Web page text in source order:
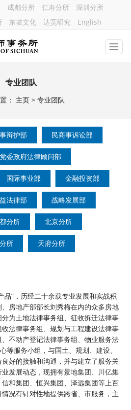
成都分所 仁寿分所
深圳分所
东坡文化 达宽研究 English
专业团队
： 主页> 专业团队
辩护部 民商事诉讼部
党委政府法律顾问部
国际事业部 金融投资部
法律部 战略发展部
分所 北京分所
所 天府分所
品”，历经二十余载专业发展和实战积
房地产部部长刘秀梅在内的众多房地
为土地法律事务组、征收拆迁法律事
法律事务组、规划与工程建设法律事
不动产登记法律事务组、物业服务法
等服务小组，与国土、规划、建设、
好的接触和沟通，并与建立了服务关
发展动态，现拥有景地集团、川亿集
和集团、恒兴集团、泽远集团等上百
况有针对性地提供跨省、市服务，主